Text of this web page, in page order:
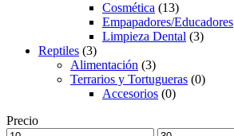
Cosmética (13)
Empapadores/Educadores
Limpieza Dental (3)
Reptiles (3)
Alimentación (3)
Terrarios y Tortugueras (0)
Accesorios (0)
Precio